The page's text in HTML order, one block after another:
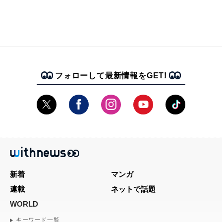
フォローして最新情報をGET!
新着
マンガ
連載
ネットで話題
WORLD
キーワード一覧